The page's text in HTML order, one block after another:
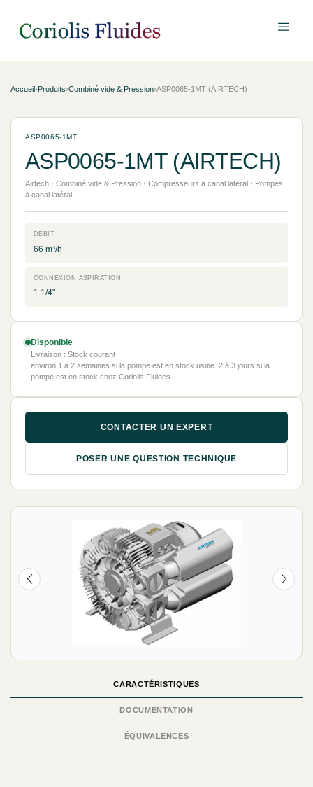
Accueil›Produits›Combiné vide & Pression›ASP0065-1MT (AIRTECH)
CARACTÉRISTIQUES
DOCUMENTATION
ÉQUIVALENCES
ASP0065-1MT
ASP0065-1MT (AIRTECH)
Airtech · Combiné vide & Pression · Compresseurs à canal latéral · Pompes
à canal latéral
DÉBIT
66 m³/h
CONNEXION ASPIRATION
1 1/4"
Disponible
Livraison : Stock courant
environ 1 à 2 semaines si la pompe est en stock usine. 2 à 3 jours si la
pompe est en stock chez Coriolis Fluides.
CONTACTER UN EXPERT
POSER UNE QUESTION TECHNIQUE